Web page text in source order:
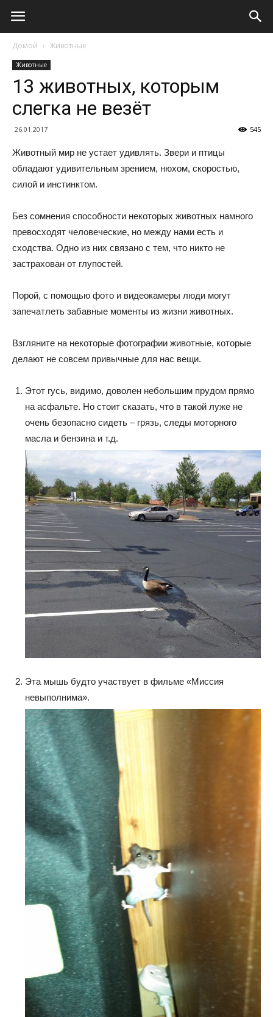
Домой Животные
Животные
13 животных, которым
слегка не везёт
26.01.2017 545
Животный мир не устает удивлять. Звери и птицы
обладают удивительным зрением, нюхом, скоростью,
силой и инстинктом.
Без сомнения способности некоторых животных намного
превосходят человеческие, но между нами есть и
сходства. Одно из них связано с тем, что никто не
застрахован от глупостей.
Порой, с помощью фото и видеокамеры люди могут
запечатлеть забавные моменты из жизни животных.
Взгляните на некоторые фотографии животные, которые
делают не совсем привычные для нас вещи.
Этот гусь, видимо, доволен небольшим прудом прямо
на асфальте. Но стоит сказать, что в такой луже не
очень безопасно сидеть – грязь, следы моторного
масла и бензина и т.д.
Эта мышь будто участвует в фильме «Миссия
невыполнима».